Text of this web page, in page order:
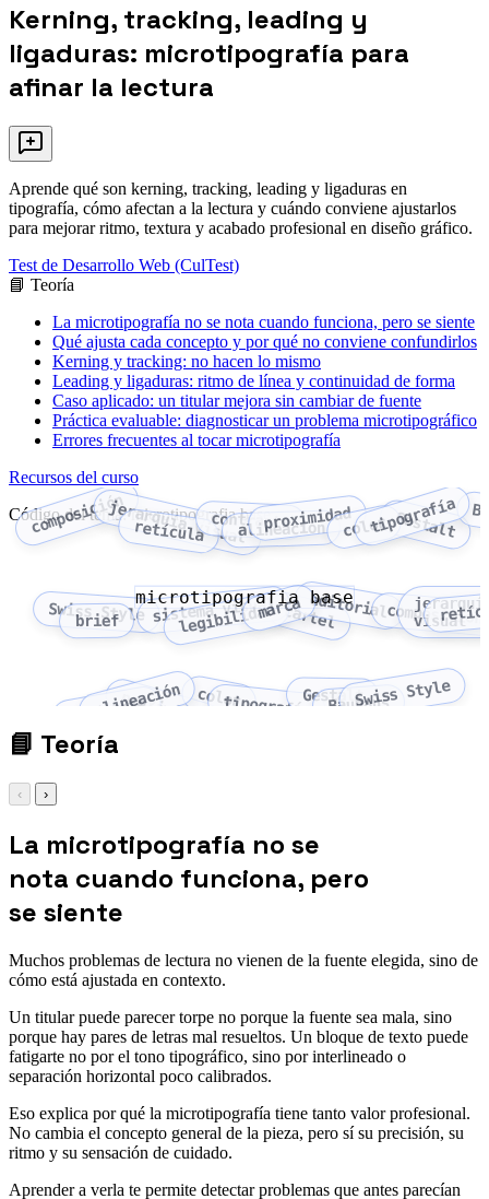
Kerning, tracking, leading y
ligaduras: microtipografía para
afinar la lectura
Aprende qué son kerning, tracking, leading y ligaduras en
tipografía, cómo afectan a la lectura y cuándo conviene ajustarlos
para mejorar ritmo, textura y acabado profesional en diseño gráfico.
Test de Desarrollo Web (CulTest)
📘 Teoría
La microtipografía no se nota cuando funciona, pero se siente
Qué ajusta cada concepto y por qué no conviene confundirlos
Kerning y tracking: no hacen lo mismo
Leading y ligaduras: ritmo de línea y continuidad de forma
Caso aplicado: un titular mejora sin cambiar de fuente
Práctica evaluable: diagnosticar un problema microtipográfico
Errores frecuentes al tocar microtipografía
Recursos del curso
Código del tema: microtipografia base
composiciónjerarquía visual
retícula contraste
alineación
proximidadcolortipografía
Gestalt
Swiss Style
brief sistema visual
legibilidadmarcacarteleditorialcomposición
visual
contraste
alineación
proximidadcolortipografíaGestalt
Bauhaus
Swiss Style
microtipografia base
📘 Teoría
‹ ›
La microtipografía no se
nota cuando funciona, pero
se siente
Muchos problemas de lectura no vienen de la fuente elegida, sino de
cómo está ajustada en contexto.
Un titular puede parecer torpe no porque la fuente sea mala, sino
porque hay pares de letras mal resueltos. Un bloque de texto puede
fatigarte no por el tono tipográfico, sino por interlineado o
separación horizontal poco calibrados.
Eso explica por qué la microtipografía tiene tanto valor profesional.
No cambia el concepto general de la pieza, pero sí su precisión, su
ritmo y su sensación de cuidado.
Aprender a verla te permite detectar problemas que antes parecían